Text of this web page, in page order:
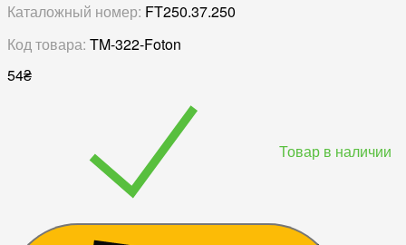
Каталожный номер: FT250.37.250
Код товара: TM-322-Foton
54₴
Товар в наличии